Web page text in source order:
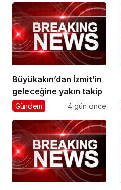
Büyükakın’dan İzmit’in
geleceğine yakın takip
Gündem 4 gün önce